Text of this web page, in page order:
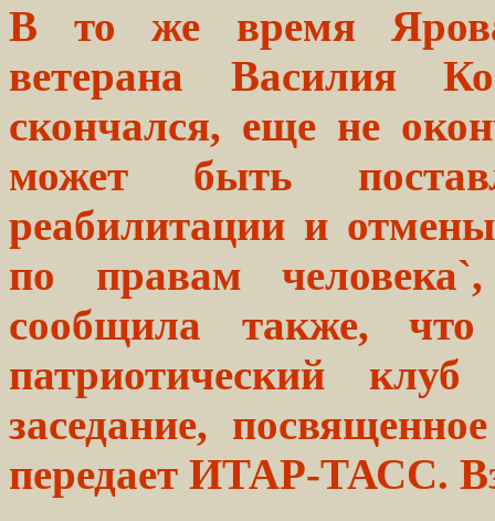
В то же время
ветерана Василия
скончался, еще не
может быть
реабилитации и
по правам
сообщила также, что
патриотический
заседание,
передает ИТАР-ТАСС.